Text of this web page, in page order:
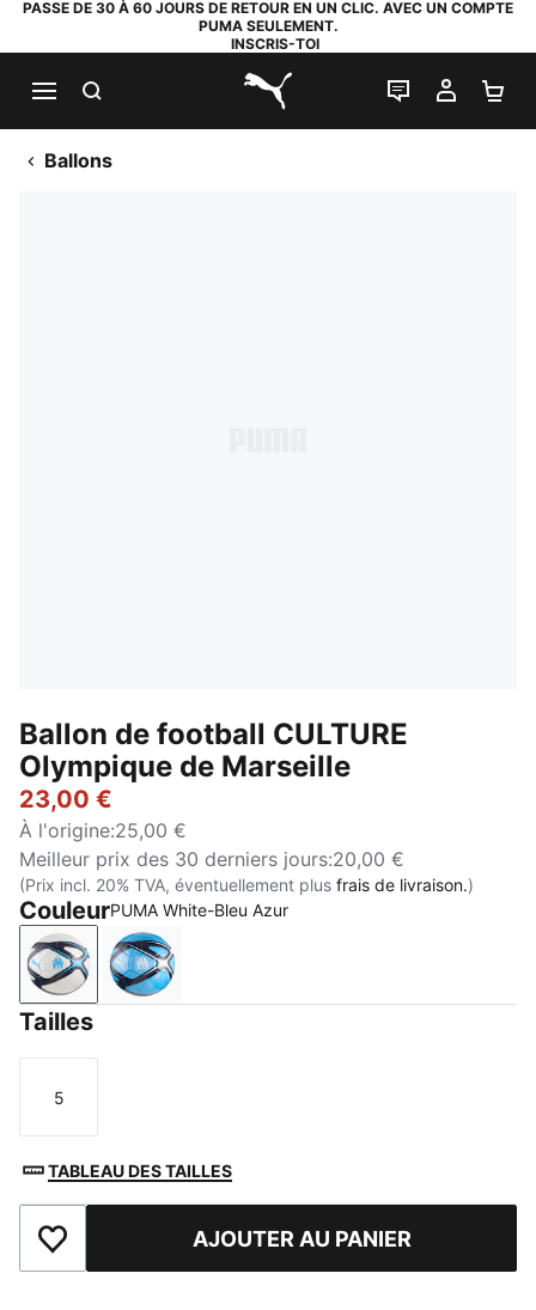
PASSE DE 30 À 60 JOURS DE RETOUR EN UN CLIC. AVEC UN COMPTE
PUMA SEULEMENT.
INSCRIS-TOI
PUMA.com
LIVE CHAT
MON
Ballons
Ballon de football CULTURE
Olympique de Marseille
23,00 €
À l'origine:25,00 €
Meilleur prix des 30 derniers jours:20,00 €
(Prix incl. 20% TVA, éventuellement plus frais de livraison.)
CouleurPUMA White-Bleu Azur
PUMA White-Bleu Azur
Bleu Azur-PUMA White
Tailles
Taille
5
TABLEAU DES TAILLES
Ajouter aux favorisAJOUTER AU PANIER